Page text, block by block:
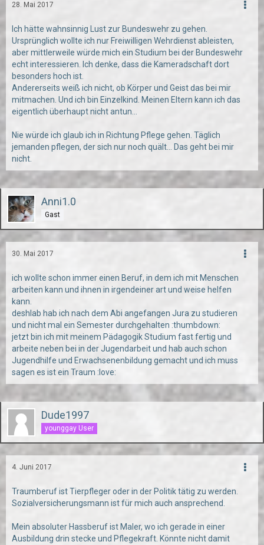
28. Mai 2017
Ich hätte wahnsinnig Lust zur Bundeswehr zu gehen.
Ursprünglich wollte ich nur Freiwilligen Wehrdienst ableisten,
aber mittlerweile würde mich ein Studium bei der Bundeswehr
echt interessieren. Ich denke, dass die Kameradschaft dort
besonders hoch ist.
Andererseits weiß ich nicht, ob Körper und Geist das bei mir
mitmachen. Und ich bin Einzelkind. Meinen Eltern kann ich das
eigentlich überhaupt nicht antun...
Nie würde ich glaub ich in Richtung Pflege gehen. Täglich
jemanden pflegen, der sich nur noch quält... Das geht bei mir
nicht.
Anni1.0
Gast
30. Mai 2017
ich wollte schon immer einen Beruf, in dem ich mit Menschen
arbeiten kann und ihnen in irgendeiner art und weise helfen
kann.
deshlab hab ich nach dem Abi angefangen Jura zu studieren
und nicht mal ein Semester durchgehalten :thumbdown:
jetzt bin ich mit meinem Pädagogik Studium fast fertig und
arbeite neben bei in der Jugendarbeit und hab auch schon
Jugendhilfe und Erwachsenenbildung gemacht und ich muss
sagen es ist ein Traum :love:
Dude1997
younggay User
4. Juni 2017
Traumberuf ist Tierpfleger oder in der Politik tätig zu werden.
Sozialversicherungsmann ist für mich auch ansprechend.
Mein absoluter Hassberuf ist Maler, wo ich gerade in einer
Ausbildung drin stecke und Pflegekraft. Könnte nicht damit